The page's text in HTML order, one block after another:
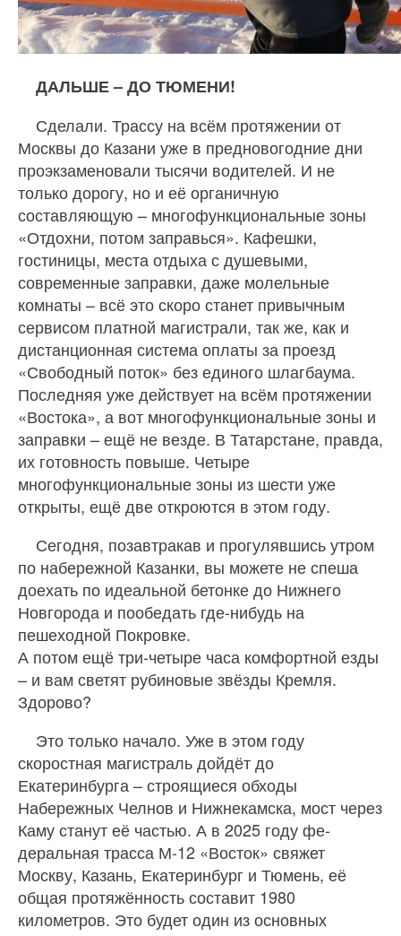
ДАЛЬШЕ – ДО ТЮМЕНИ!
Сделали. Трассу на всём протяжении от
Москвы до Казани уже в предновогодние дни
проэкзаменовали тысячи водителей. И не
только дорогу, но и её органичную
составляющую – многофункциональные зоны
«Отдохни, потом заправься». Кафешки,
гостиницы, места отдыха с душевыми,
современные заправки, даже молельные
комнаты – всё это скоро станет привычным
сервисом платной магистрали, так же, как и
дистанционная система оплаты за проезд
«Свободный поток» без единого шлагбаума.
Последняя уже действует на всём протяжении
«Востока», а вот многофункциональные зоны и
заправки – ещё не везде. В Татарстане, правда,
их готовность повыше. Четыре
многофункциональные зоны из шести уже
открыты, ещё две откроются в этом году.
Сегодня, позавтракав и прогулявшись утром
по набережной Казанки, вы можете не спеша
доехать по идеальной бетонке до Нижнего
Новгорода и пообедать где-нибудь на
пешеходной Покровке.
А потом ещё три-четыре часа комфортной езды
– и вам светят рубиновые звёзды Кремля.
Здорово?
Это только начало. Уже в этом году
скоростная магистраль дойдёт до
Екатеринбурга – строящиеся обходы
Набережных Челнов и Нижнекамска, мост через
Каму станут её частью. А в 2025 году фе-
деральная трасса М-12 «Восток» свяжет
Москву, Казань, Екатеринбург и Тюмень, её
общая протяжённость составит 1980
километров. Это будет один из основных